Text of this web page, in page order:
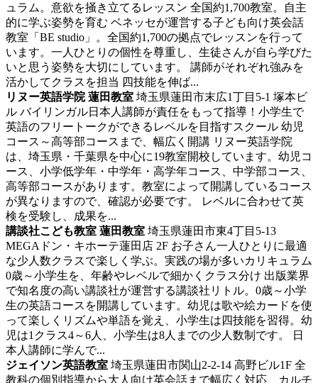
ュラム。意欲を掻き立てるレッスン 全国約1,700教室。自主
的に学ぶ姿勢を育む ベネッセが運営する子ども向け英会話
教室「BE studio」。全国約1,700の拠点でレッスンを行って
います。一人ひとりの個性を尊重し、生徒さんが自ら学びた
いと思う姿勢を大切にしています。 講師がそれぞれ強みを
活かしてクラスを担当 四技能を伸ば...
リヌー英語学院 蓮田教室 埼玉県蓮田市末広1丁目5-1 塚本ビ
ル バイリンガル日本人講師が責任をもって指導！小学生で
英語のフリートークができるレベルを目指すスクール 幼児
コース～高等部コースまで、幅広く開講 リヌー英語学院
は、埼玉県・千葉県を中心に19教室開校しています。幼児コ
ース、小学低学年・中学年・高学年コース、中学部コース、
高等部コースがあります。教室によって開講しているコース
が異なりますので、確認が必要です。 レベルに合わせて英
検を受験し、成果を...
講談社こども教室 蓮田教室 埼玉県蓮田市東4丁目5-13
MEGAドン・キホーテ蓮田店 2F お子さん一人ひとりに最適
な少人数クラスで楽しく学ぶ。実践の場が多いカリキュラム
0歳～小学生を、年齢やレベルで細かくクラス分け 出版業界
で知名度の高い講談社が運営する講談社リトル。0歳～小学
生の英語コースを開講しています。幼児は歌や絵カードを使
って楽しくリズムや単語を覚え、小学生は四技能を習得。幼
児は1クラス4～6人、小学生は8人までの少人数制です。 日
本人講師に学んで...
ジェイソン英語教室 埼玉県蓮田市関山2-2-14 高野ビル1F 全
教科の個別指導から大人向け英会話まで幅広く対応、カルチ